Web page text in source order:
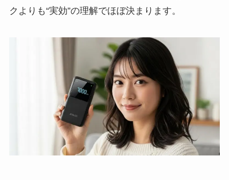
クよりも“実効”の理解でほぼ決まります。